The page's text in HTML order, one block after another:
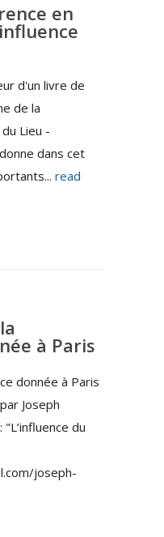
en
d'un livre de
de la
Lieu -
dans cet
read
à Paris
donnée à Paris
Joseph
du
joseph-